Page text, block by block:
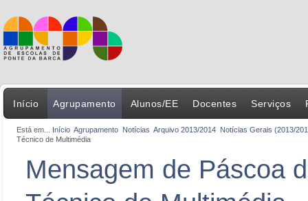
Início Agrupamento Alunos/EE Docentes Serviços
Está em... Início Agrupamento Notícias Arquivo 2013/2014 Notícias Gerais (2013/
Técnico de Multimédia
Mensagem de Páscoa